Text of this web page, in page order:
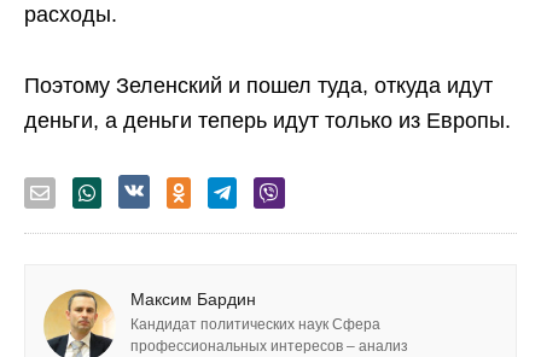
расходы.
Поэтому Зеленский и пошел туда, откуда идут
деньги, а деньги теперь идут только из Европы.
Максим Бардин
Кандидат политических наук Сфера
профессиональных интересов – анализ